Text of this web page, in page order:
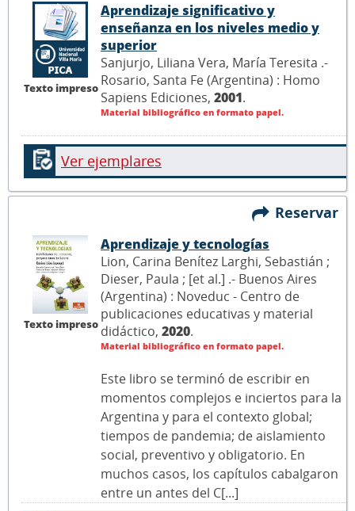
Texto impreso
Aprendizaje significativo y
enseñanza en los niveles medio y
superior
Sanjurjo, Liliana Vera, María Teresita .-
Rosario, Santa Fe (Argentina) : Homo
Sapiens Ediciones, 2001.
Material bibliográfico en formato papel.
Ver ejemplares
Reservar
Texto impreso
Aprendizaje y tecnologías
Lion, Carina Benítez Larghi, Sebastián ;
Dieser, Paula ; [et al.] .- Buenos Aires
(Argentina) : Noveduc - Centro de
publicaciones educativas y material
didáctico, 2020.
Material bibliográfico en formato papel.
Este libro se terminó de escribir en
momentos complejos e inciertos para la
Argentina y para el contexto global;
tiempos de pandemia; de aislamiento
social, preventivo y obligatorio. En
muchos casos, los capítulos cabalgaron
entre un antes del C[...]